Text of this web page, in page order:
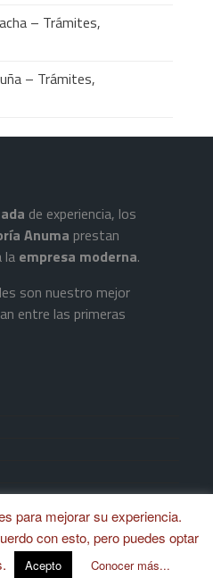
– Trámites,
– Trámites,
de experiencia, los
Anuma prestan
la empresa moderna.
son nuestro mejor
entre las primeras
Legal / Política de Cookies
para mejorar su experiencia.
con esto, pero puedes optar
Acepto Conocer más...